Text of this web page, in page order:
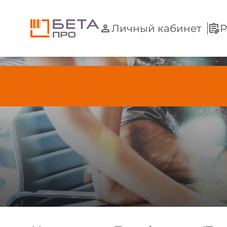
Личный кабинет